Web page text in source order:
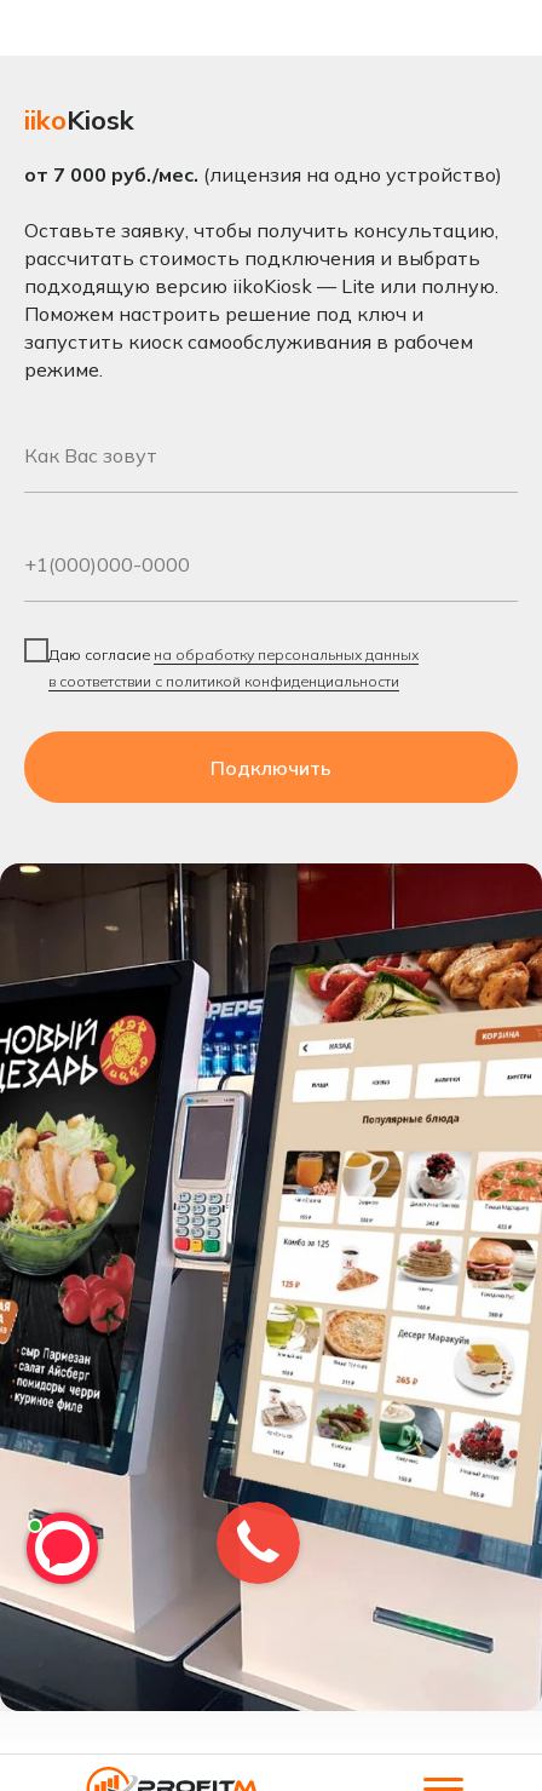
iikoKiosk
от 7 000 руб./мес. (лицензия на одно устройство)
Оставьте заявку, чтобы получить консультацию,
рассчитать стоимость подключения и выбрать
подходящую версию iikoKiosk — Lite или полную.
Поможем настроить решение под ключ и
запустить киоск самообслуживания в рабочем
режиме.
Даю согласие на обработку персональных данных
в соответствии с политикой конфиденциальности
Подключить